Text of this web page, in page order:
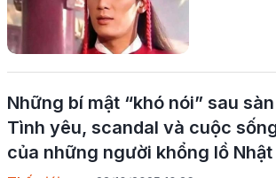
Những bí mật “khó nói” sau
Tình yêu, scandal và cuộc
của những người khổng lồ Nhật